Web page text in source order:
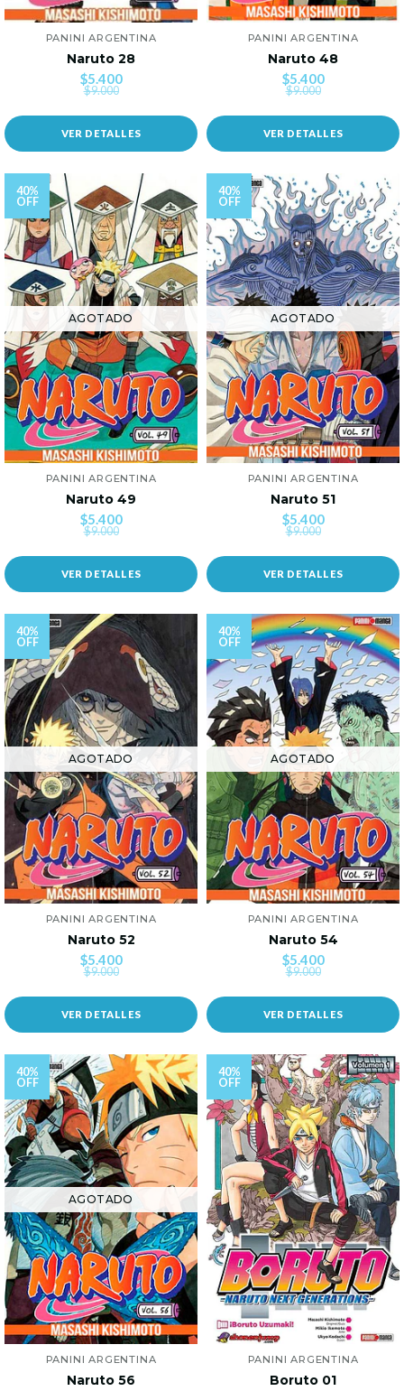
PANINI ARGENTINA
Naruto 28
$5.400
$9.000
VER DETALLES
PANINI ARGENTINA
Naruto 48
$5.400
$9.000
VER DETALLES
40%
OFF
AGOTADO
PANINI ARGENTINA
Naruto 49
$5.400
$9.000
VER DETALLES
40%
OFF
AGOTADO
PANINI ARGENTINA
Naruto 51
$5.400
$9.000
VER DETALLES
40%
OFF
AGOTADO
PANINI ARGENTINA
Naruto 52
$5.400
$9.000
VER DETALLES
40%
OFF
AGOTADO
PANINI ARGENTINA
Naruto 54
$5.400
$9.000
VER DETALLES
40%
OFF
AGOTADO
PANINI ARGENTINA
Naruto 56
40%
OFF
PANINI ARGENTINA
Boruto 01